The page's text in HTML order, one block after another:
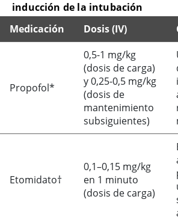
inducción de la intubación
Medicamentos sedantes y
Medicación Dosis (IV)
Propofol*
0,5-1 mg/kg
(dosis de carga)
y 0,25-0,5 mg/kg
(dosis de
mantenimiento
subsiguientes)
Etomidato†
0,1–0,15 mg/kg
en 1 minuto
(dosis de carga)